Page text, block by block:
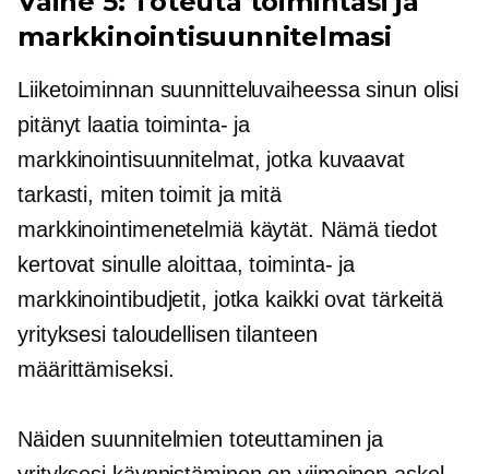
markkinointisuunnitelmasi
Liiketoiminnan suunnitteluvaiheessa sinun olisi
pitänyt laatia toiminta- ja
markkinointisuunnitelmat, jotka kuvaavat
tarkasti, miten toimit ja mitä
markkinointimenetelmiä käytät. Nämä tiedot
kertovat sinullealoittaa, toiminta- ja
markkinointibudjetit, jotka kaikki ovat tärkeitä
yrityksesi taloudellisen tilanteen
määrittämiseksi.
Näiden suunnitelmien toteuttaminen ja